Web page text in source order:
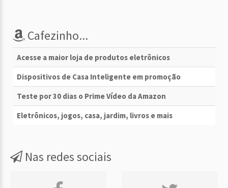
Cafezinho...
Acesse a maior loja de produtos eletrônicos
Dispositivos de Casa Inteligente em promoção
Teste por 30 dias o Prime Vídeo da Amazon
Eletrônicos, jogos, casa, jardim, livros e mais
Nas redes sociais